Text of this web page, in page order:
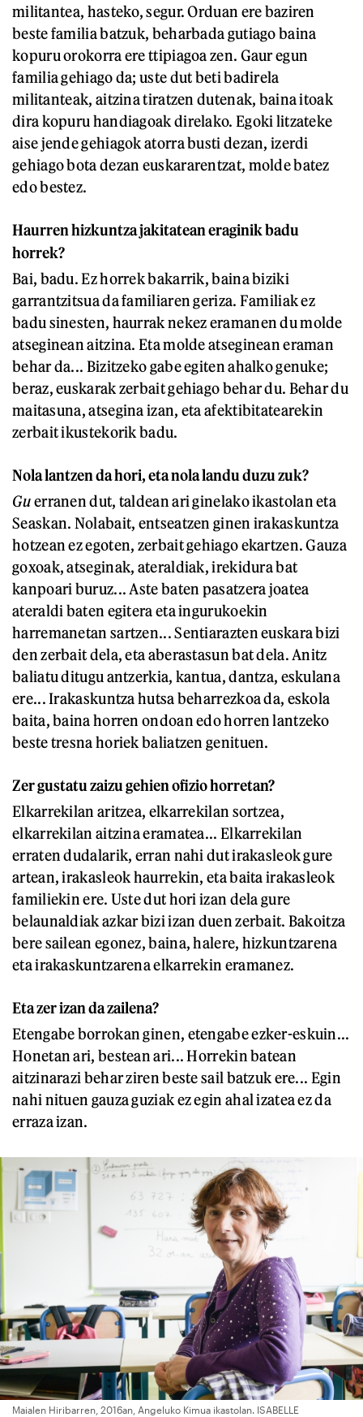
militantea, hasteko, segur. Orduan ere baziren
beste familia batzuk, beharbada gutiago baina
kopuru orokorra ere ttipiagoa zen. Gaur egun
familia gehiago da; uste dut beti badirela
militanteak, aitzina tiratzen dutenak, baina itoak
dira kopuru handiagoak direlako. Egoki litzateke
aise jende gehiagok atorra busti dezan, izerdi
gehiago bota dezan euskararentzat, molde batez
edo bestez.
Haurren hizkuntza jakitatean eraginik badu
horrek?
Bai, badu. Ez horrek bakarrik, baina biziki
garrantzitsua da familiaren geriza. Familiak ez
badu sinesten, haurrak nekez eramanen du molde
atseginean aitzina. Eta molde atseginean eraman
behar da... Bizitzeko gabe egiten ahalko genuke;
beraz, euskarak zerbait gehiago behar du. Behar du
maitasuna, atsegina izan, eta afektibitatearekin
zerbait ikustekorik badu.
Nola lantzen da hori, eta nola landu duzu zuk?
Guerranen dut, taldean ari ginelako ikastolan eta
Seaskan. Nolabait, entseatzen ginen irakaskuntza
hotzean ez egoten, zerbait gehiago ekartzen. Gauza
goxoak, atseginak, ateraldiak, irekidura bat
kanpoari buruz... Aste baten pasatzera joatea
ateraldi baten egitera eta ingurukoekin
harremanetan sartzen... Sentiarazten euskara bizi
den zerbait dela, eta aberastasun bat dela. Anitz
baliatu ditugu antzerkia, kantua, dantza, eskulana
ere... Irakaskuntza hutsa beharrezkoa da, eskola
baita, baina horren ondoan edo horren lantzeko
beste tresna horiek baliatzen genituen.
Zer gustatu zaizu gehien ofizio horretan?
Elkarrekilan aritzea, elkarrekilan sortzea,
elkarrekilan aitzina eramatea... Elkarrekilan
erraten dudalarik, erran nahi dut irakasleok gure
artean, irakasleok haurrekin, eta baita irakasleok
familiekin ere. Uste dut hori izan dela gure
belaunaldiak azkar bizi izan duen zerbait. Bakoitza
bere sailean egonez, baina, halere, hizkuntzarena
eta irakaskuntzarena elkarrekin eramanez.
Eta zer izan da zailena?
Etengabe borrokan ginen, etengabe ezker-eskuin...
Honetan ari, bestean ari... Horrekin batean
aitzinarazi behar ziren beste sail batzuk ere... Egin
nahi nituen gauza guziak ez egin ahal izatea ez da
erraza izan.
Maialen Hiribarren, 2016an, Angeluko Kimua ikastolan. ISABELLE